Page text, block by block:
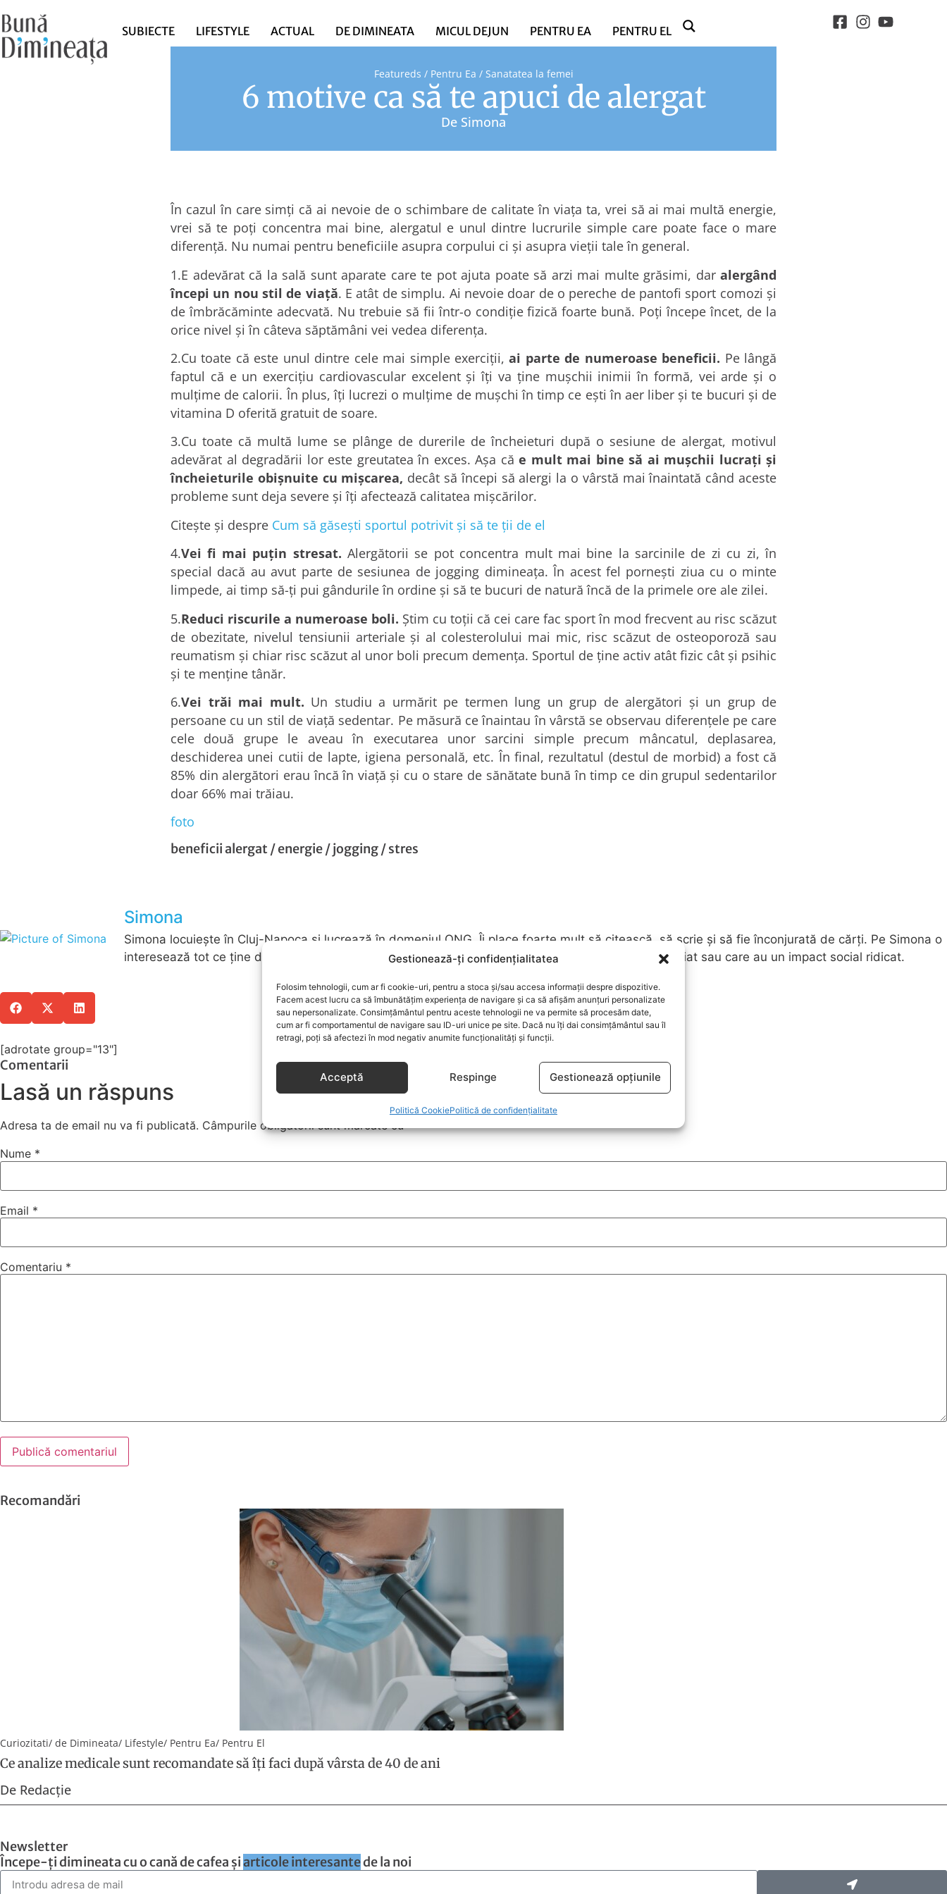
Gestionează-ți confidențialitatea
Folosim tehnologii, cum ar fi cookie-uri, pentru a stoca și/sau accesa informații despre dispozitive.
Facem acest lucru ca să îmbunătățim experiența de navigare și ca să afișăm anunțuri personalizate
sau nepersonalizate. Consimțământul pentru aceste tehnologii ne va permite să procesăm date,
cum ar fi comportamentul de navigare sau ID-uri unice pe site. Dacă nu îți dai consimțământul sau îl
retragi, poți să afectezi în mod negativ anumite funcționalități și funcții.
Acceptă Respinge Gestionează opțiunile
Politică CookiePolitică de confidențialitate
SUBIECTE LIFESTYLE ACTUAL DE DIMINEATA MICUL DEJUN PENTRU EA PENTRU EL
Featureds / Pentru Ea / Sanatatea la femei
6 motive ca să te apuci de alergat
De Simona
În cazul în care simţi că ai nevoie de o schimbare de calitate în viaţa ta, vrei să ai mai multă energie,
vrei să te poţi concentra mai bine, alergatul e unul dintre lucrurile simple care poate face o mare
diferenţă. Nu numai pentru beneficiile asupra corpului ci şi asupra vieţii tale în general.
1.E adevărat că la sală sunt aparate care te pot ajuta poate să arzi mai multe grăsimi, dar alergând
începi un nou stil de viaţă. E atât de simplu. Ai nevoie doar de o pereche de pantofi sport comozi şi
de îmbrăcăminte adecvată. Nu trebuie să fii într-o condiţie fizică foarte bună. Poţi începe încet, de la
orice nivel şi în câteva săptămâni vei vedea diferenţa.
2.Cu toate că este unul dintre cele mai simple exerciţii,ai parte de numeroase beneficii. Pe lângă
faptul că e un exerciţiu cardiovascular excelent şi îţi va ţine muşchii inimii în formă, vei arde şi o
mulţime de calorii. În plus, îţi lucrezi o mulţime de muşchi în timp ce eşti în aer liber şi te bucuri şi de
vitamina D oferită gratuit de soare.
3.Cu toate că multă lume se plânge de durerile de încheieturi după o sesiune de alergat, motivul
adevărat al degradării lor este greutatea în exces. Aşa că e mult mai bine să ai muşchii lucraţi şi
încheieturile obişnuite cu mişcarea, decât să începi să alergi la o vârstă mai înaintată când aceste
probleme sunt deja severe şi îţi afectează calitatea mişcărilor.
Citeşte şi despre Cum să găseşti sportul potrivit şi să te ţii de el
4.Vei fi mai puţin stresat. Alergătorii se pot concentra mult mai bine la sarcinile de zi cu zi, în
special dacă au avut parte de sesiunea de jogging dimineaţa. În acest fel porneşti ziua cu o minte
limpede, ai timp să-ţi pui gândurile în ordine şi să te bucuri de natură încă de la primele ore ale zilei.
5.Reduci riscurile a numeroase boli. Ştim cu toţii că cei care fac sport în mod frecvent au risc scăzut
de obezitate, nivelul tensiunii arteriale şi al colesterolului mai mic, risc scăzut de osteoporoză sau
reumatism şi chiar risc scăzut al unor boli precum demenţa. Sportul de ţine activ atât fizic cât şi psihic
şi te menţine tânăr.
6.Vei trăi mai mult. Un studiu a urmărit pe termen lung un grup de alergători şi un grup de
persoane cu un stil de viaţă sedentar. Pe măsură ce înaintau în vârstă se observau diferenţele pe care
cele două grupe le aveau în executarea unor sarcini simple precum mâncatul, deplasarea,
deschiderea unei cutii de lapte, igiena personală, etc. În final, rezultatul (destul de morbid) a fost că
85% din alergători erau încă în viaţă şi cu o stare de sănătate bună în timp ce din grupul sedentarilor
doar 66% mai trăiau.
foto
beneficii alergat /energie/jogging/stres
Simona
Simona locuieşte în Cluj-Napoca şi lucrează în domeniul ONG. Îi place foarte mult să citească, să scrie şi să fie înconjurată de cărţi. Pe Simona o
interesează tot ce ţine de dezvoltarea personală, îi plac proiectele faine, în special cele de voluntariat sau care au un impact social ridicat.
[adrotate group="13"]
Comentarii
Lasă un răspuns
Adresa ta de email nu va fi publicată. Câmpurile obligatorii sunt marcate cu*
Nume *
Email *
Comentariu *
Recomandări
Curiozitati/ de Dimineata/ Lifestyle/ Pentru Ea/ Pentru El
Ce analize medicale sunt recomandate să îți faci după vârsta de 40 de ani
De Redacție
Newsletter
Începe-ți dimineata cu o cană de cafea șiarticole interesantede la noi